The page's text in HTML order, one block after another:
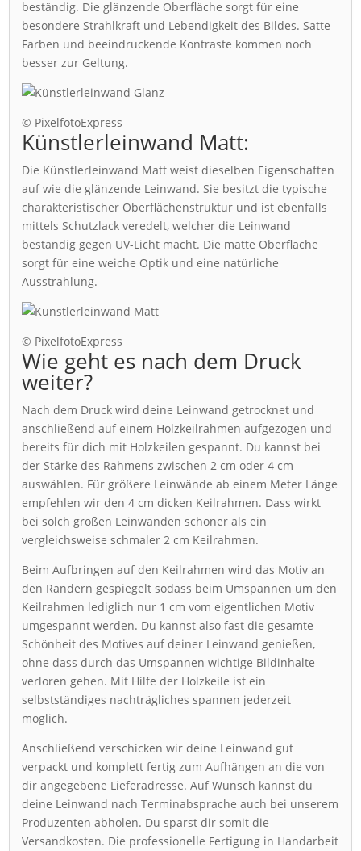
beständig. Die glänzende Oberfläche sorgt für eine
besondere Strahlkraft und Lebendigkeit des Bildes. Satte
Farben und beeindruckende Kontraste kommen noch
besser zur Geltung.
© PixelfotoExpress
Künstlerleinwand Matt:
Die Künstlerleinwand Matt weist dieselben Eigenschaften
auf wie die glänzende Leinwand. Sie besitzt die typische
charakteristischer Oberflächenstruktur und ist ebenfalls
mittels Schutzlack veredelt, welcher die Leinwand
beständig gegen UV-Licht macht. Die matte Oberfläche
sorgt für eine weiche Optik und eine natürliche
Ausstrahlung.
© PixelfotoExpress
Wie geht es nach dem Druck
weiter?
Nach dem Druck wird deine Leinwand getrocknet und
anschließend auf einem Holzkeilrahmen aufgezogen und
bereits für dich mit Holzkeilen gespannt. Du kannst bei
der Stärke des Rahmens zwischen 2 cm oder 4 cm
auswählen. Für größere Leinwände ab einem Meter Länge
empfehlen wir den 4 cm dicken Keilrahmen. Dass wirkt
bei solch großen Leinwänden schöner als ein
vergleichsweise schmaler 2 cm Keilrahmen.
Beim Aufbringen auf den Keilrahmen wird das Motiv an
den Rändern gespiegelt sodass beim Umspannen um den
Keilrahmen lediglich nur 1 cm vom eigentlichen Motiv
umgespannt werden. Du kannst also fast die gesamte
Schönheit des Motives auf deiner Leinwand genießen,
ohne dass durch das Umspannen wichtige Bildinhalte
verloren gehen. Mit Hilfe der Holzkeile ist ein
selbstständiges nachträgliches spannen jederzeit
möglich.
Anschließend verschicken wir deine Leinwand gut
verpackt und komplett fertig zum Aufhängen an die von
dir angegebene Lieferadresse. Auf Wunsch kannst du
deine Leinwand nach Terminabsprache auch bei unserem
Produzenten abholen. Du sparst dir somit die
Versandkosten. Die professionelle Fertigung in Handarbeit